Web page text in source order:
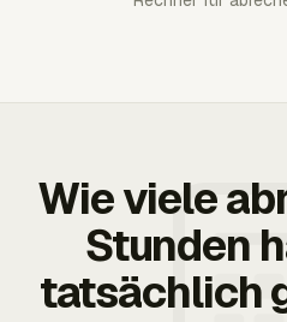
Wie viele
Stunden
tatsächlich